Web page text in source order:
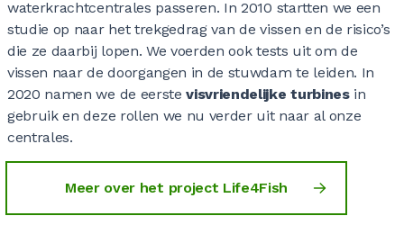
0
0
0
0
0
0
0
0
0
0
0
0
0
0
waterkrachtcentrales passeren. In 2010 startten we een
studie op naar het trekgedrag van de vissen en de risico’s
die ze daarbij lopen. We voerden ook tests uit om de
vissen naar de doorgangen in de stuwdam te leiden. In
2020 namen we de eerstevisvriendelijke turbinesin
gebruik en deze rollen we nu verder uit naar al onze
centrales.
Meer over het project Life4Fish